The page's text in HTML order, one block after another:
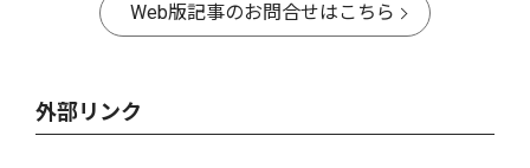
Web版記事のお問合せはこちら
外部リンク